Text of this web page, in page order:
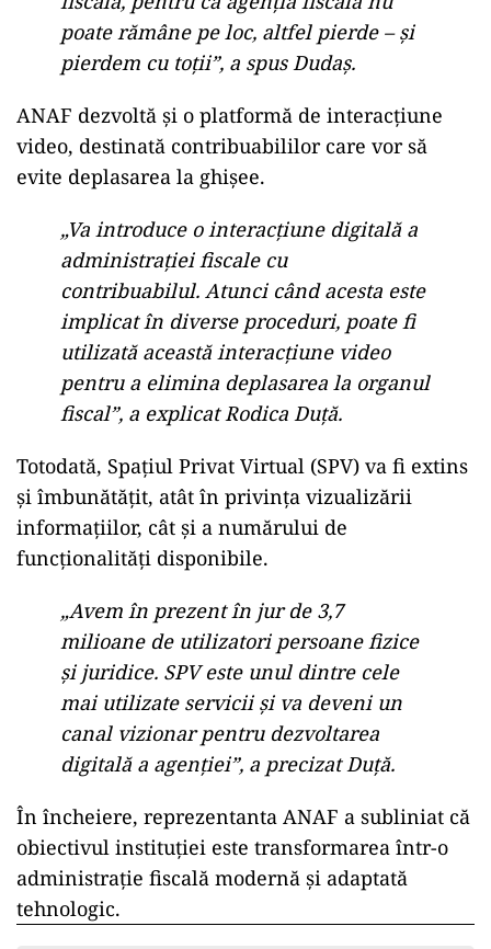
„ANA”, surpriza digitală a ANAF
Doru Dudaș, președintele Comitetului Fiscal al
CCF, a confirmat că numele viitorului chatbot va
fi „ANA”, menționând că proiectul se află în
ultima etapă de testare.
„Colegii testează încă, dar ANA va fi
surpriza în viitorul apropiat. Ea va
reprezenta o valorificare reală a
inteligenței artificiale în asistența
fiscală, pentru că agenția fiscală nu
poate rămâne pe loc, altfel pierde – și
pierdem cu toții”, a spus Dudaș.
ANAF dezvoltă și o platformă de interacțiune
video, destinată contribuabililor care vor să
evite deplasarea la ghișee.
„Va introduce o interacțiune digitală a
administrației fiscale cu
contribuabilul. Atunci când acesta este
implicat în diverse proceduri, poate fi
utilizată această interacțiune video
pentru a elimina deplasarea la organul
fiscal”, a explicat Rodica Duță.
Totodată, Spațiul Privat Virtual (SPV) va fi extins
și îmbunătățit, atât în privința vizualizării
informațiilor, cât și a numărului de
funcționalități disponibile.